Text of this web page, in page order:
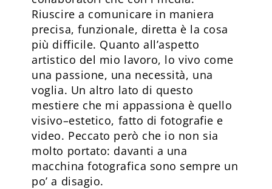
Riuscire a comunicare in maniera
precisa, funzionale, diretta è la cosa
più difficile. Quanto all’aspetto
artistico del mio lavoro, lo vivo come
una passione, una necessità, una
voglia. Un altro lato di questo
mestiere che mi appassiona è quello
visivo–estetico, fatto di fotografie e
video. Peccato però che io non sia
molto portato: davanti a una
macchina fotografica sono sempre un
po’ a disagio.